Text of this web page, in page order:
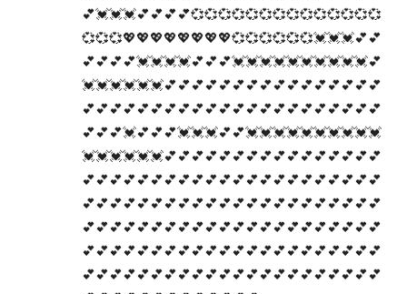
💕💓💓💓💕💕💕💕💞💞💞💞💞💞💞💞💞💞💞💞💞💞
💞💞💞💖💖💖💖💖💖💖💖💞💞💞💞💞💞💓💓💓💕💕
💕💕💕💕💓💓💓💓💕💕💕💓💓💓💓💓💓💓💓💓💓💕
💓💓💓💓💓💓💕💕💕💕💕💕💕💕💕💕💕💕💕💕💕💕
💕💕💕💕💕💕💕💕💕💕💕💕💕💕💕💕💕💕💕💕💕💕
💕💕💕💓💕💕💕💓💓💓💕💕💓💓💓💓💓💓💓💓💓💓
💓💓💓💓💓💓💕💕💕💕💕💕💕💕💕💕💕💕💕💕💕💕
💕💕💕💕💕💕💕💕💕💕💕💕💕💕💕💕💕💕💕💕💕💕
💕💕💕💕💕💕💕💕💕💕💕💕💕💕💕💕💕💕💕💕💕💕
💕💕💕💕💕💕💕💕💕💕💕💕💕💕💕💕💕💕💕💕💕💕
💕💕💕💕💕💕💕💕💕💕💕💕💕💕💕💕💕💕💕💕💕💕
💕💕💕💕💕💕💕💕💕💕💕💕💕💕💕💕💕💕💕💕💕💕